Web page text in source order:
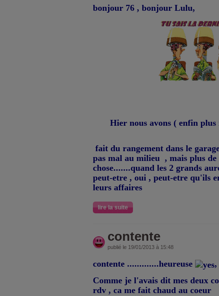
bonjour 76 , bonjour Lulu,
Hier nous avons ( enfin plus
fait du rangement dans le
pas mal au milieu , mais plus
chose.......quand les 2 grands
peut-etre , oui , peut-etre qu'ils
leurs affaires
lire la suite
contente
publié le 19/01/2013 à 15:48
contente .............heureuse
,
Comme je l'avais dit mes deux
rdv , ca me fait chaud au coeur